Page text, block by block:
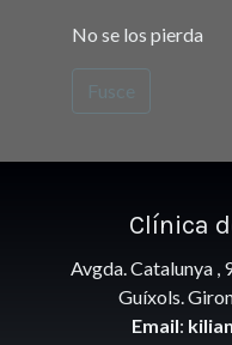
No se los pierda
Fusce
Clínica
Avgda. Catalunya ,
Guíxols.
Email: